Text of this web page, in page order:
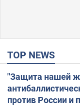
TOP NEWS
"Защита нашей
против России и